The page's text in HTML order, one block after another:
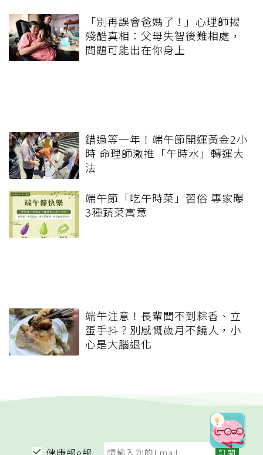
「別再誤會爸媽了 ! 」心理師揭
殘酷真相：父母失智後難相處，
問題可能出在你身上
錯過等一年！端午節開運黃金2小
時 命理師激推「午時水」轉運大
法
端午節「吃午時菜」習俗 專家曝
3種蔬菜寓意
端午注意！長輩聞不到粽香、立
蛋手抖？別感慨歲月不饒人，小
心是大腦退化